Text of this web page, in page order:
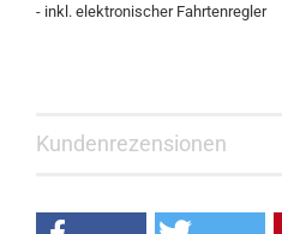
- inkl. elektronischer Fahrtenregler
Kundenrezensionen